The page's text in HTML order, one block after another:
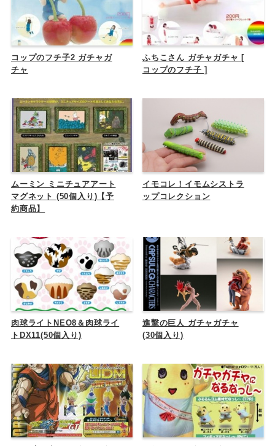
コップのフチ子2 ガチャガ
チャ
ふちこさん ガチャガチャ [
コップのフチ子 ]
ムーミン ミニチュアアート
マグネット (50個入り)【予
約商品】
イモコレ！イモムシストラ
ップコレクション
肉球ライトNEO8＆肉球ライ
トDX11(50個入り)
進撃の巨人 ガチャガチャ
(30個入り)